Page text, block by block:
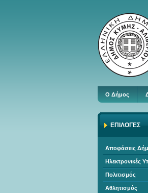
Ο Δήμος
ΕΠΙΛΟΓΕΣ
Αποφάσεις
Ηλεκτρονικές
Πολιτισμός
Αθλητισμός